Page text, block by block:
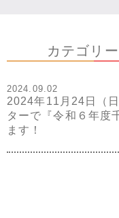
カテゴリ
2024.09.02
2024年11月24日（
ターで『令和６年度
ます！